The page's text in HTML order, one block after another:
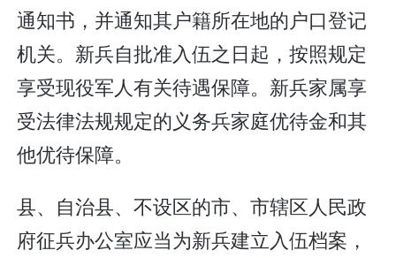
通知书，并通知其户籍所在地的户口登记
机关。新兵自批准入伍之日起，按照规定
享受现役军人有关待遇保障。新兵家属享
受法律法规规定的义务兵家庭优待金和其
他优待保障。
县、自治县、不设区的市、市辖区人民政
府征兵办公室应当为新兵建立入伍档案，